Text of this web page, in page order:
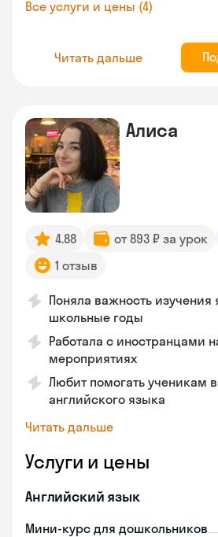
Все услуги и цены (4)
Читать дальше
Алиса
4.88 от 893 ₽ за урок
1 отзыв
Поняла важность изучения
школьные годы
Работала с иностранцами
мероприятиях
Любит помогать ученикам
английского языка
Читать дальше
Услуги и цены
Английский язык
Мини-курс для дошкольников